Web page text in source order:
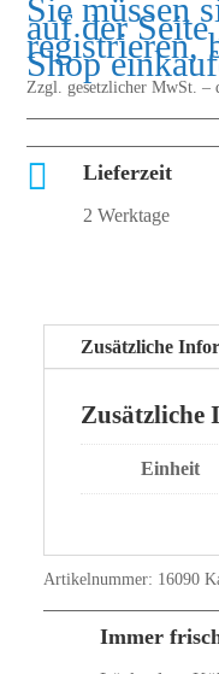
Sie müssen
auf der Seite
registrieren,
Shop
Zzgl. gesetzlicher MwSt. –
 Lieferzeit
2 Werktage
Zusätzliche
Zusätzliche
Einheit
Artikelnummer: 16090
Immer